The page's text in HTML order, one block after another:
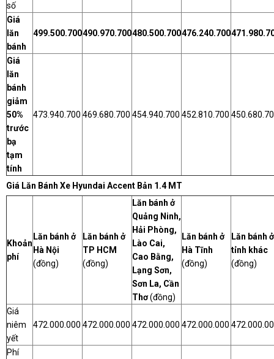
số
Giá
lăn
bánh
499.500.700490.970.700480.500.700476.240.700
Giá
lăn
bánh
giảm
50%
trước
bạ
tạm
tính
473.940.700 469.680.700 454.940.700 452.810.700
Giá Lăn Bánh Xe Hyundai Accent Bản 1.4 MT
Khoản
phí
Lăn bánh ở
Hà Nội
(đồng)
Lăn bánh ở
TP HCM
(đồng)
Lăn bánh ở
Quảng Ninh,
Hải Phòng,
Lào Cai,
Cao Bằng,
Lạng Sơn,
Sơn La, Cần
Thơ(đồng)
Lăn bánh ở
Hà Tĩnh
(đồng)
Lăn bánh ở
tỉnh khác
(đồng)
Giá
niêm
yết
472.000.000 472.000.000 472.000.000 472.000.000
Phí